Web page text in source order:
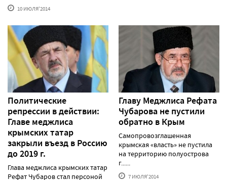
10 ИЮЛЯ'2014
Политические
репрессии в действии:
Главе меджлиса
крымских татар
закрыли въезд в Россию
до 2019 г.
Глава меджлиса крымских татар
Рефат Чубаров стал персоной
Главу Меджлиса Рефата
Чубарова не пустили
обратно в Крым
Самопровозглашенная
крымская «власть» не пустила
на территорию полуострова
г......
7 ИЮЛЯ'2014